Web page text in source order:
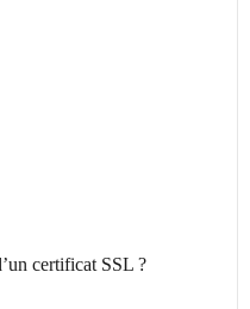
certificat SSL ?